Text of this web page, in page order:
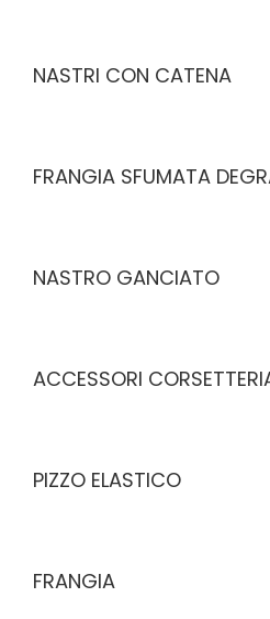
NASTRI CON CATENA
FRANGIA SFUMATA
NASTRO GANCIATO
ACCESSORI
PIZZO ELASTICO
FRANGIA